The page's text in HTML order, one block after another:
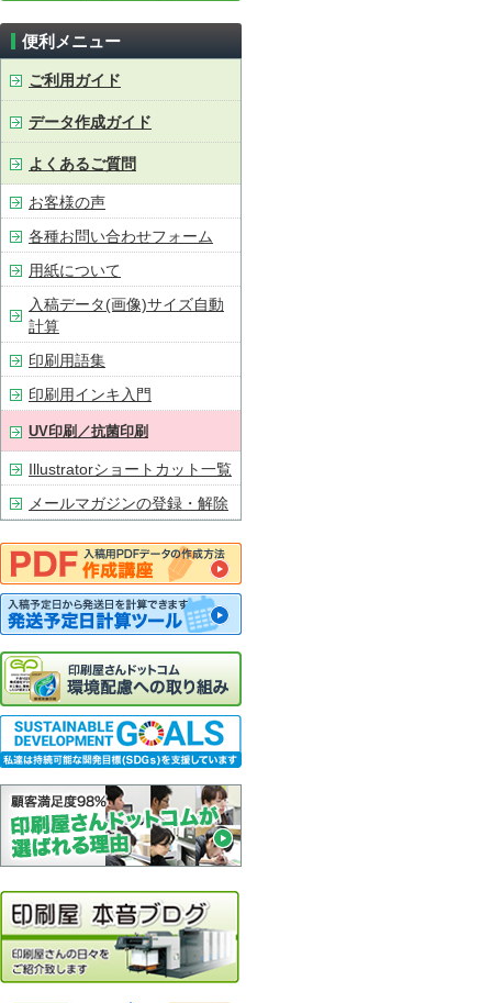
便利メニュー
ご利用ガイド
データ作成ガイド
よくあるご質問
お客様の声
各種お問い合わせフォーム
用紙について
入稿データ(画像)サイズ自動
計算
印刷用語集
印刷用インキ入門
UV印刷／抗菌印刷
Illustratorショートカット一覧
メールマガジンの登録・解除